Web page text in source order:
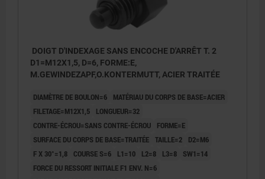
DOIGT D'INDEXAGE SANS ENCOCHE D'ARRÊT T. 2
D1=M12X1,5, D=6, FORME:E,
M.GEWINDEZAPF,O.KONTERMUTT, ACIER TRAITÉE
DIAMÈTRE DE BOULON=6
MATÉRIAU DU CORPS DE BASE=ACIER
FILETAGE=M12X1,5
LONGUEUR=32
CONTRE-ÉCROU=SANS CONTRE-ÉCROU
FORME=E
SURFACE DU CORPS DE BASE=TRAITÉE TAILLE=2
D2=M6
F X 30°=1,8
COURSE S=6 L1=10 L2=8 L3=8
SW1=14
FORCE DU RESSORT INITIALE F1 ENV. N=6